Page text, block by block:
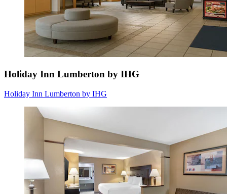
Holiday Inn Lumberton by IHG
Holiday Inn Lumberton by IHG